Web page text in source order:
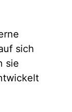
sich
sie